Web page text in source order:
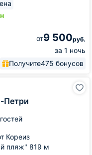
от9 500руб.
за 1 ночь
Получите475 бонусов
Петри
Кореиз
пляж" 819 м